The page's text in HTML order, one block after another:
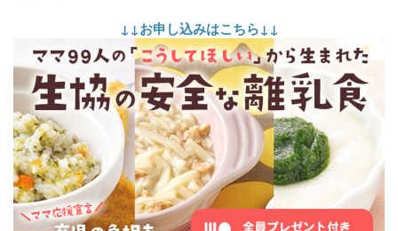
↓↓お申し込みはこちら↓↓